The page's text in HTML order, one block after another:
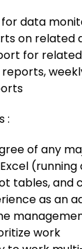
for data
on related
for
:
of any
tables, and
as an
work